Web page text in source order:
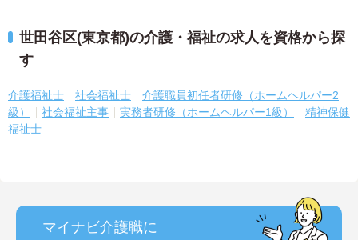
世田谷区(東京都)の介護・福祉の求人を資格から探
す
介護福祉士 社会福祉士
介護職員初任者研修（ホームヘルパー2
級）
社会福祉主事 実務者研修（ホームヘルパー1級）
精神保健
福祉士
マイナビ介護職に